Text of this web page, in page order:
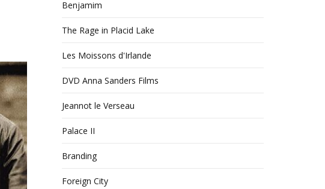
Benjamim
The Rage in Placid Lake
Les Moissons d'Irlande
DVD Anna Sanders Films
Jeannot le Verseau
Palace II
Branding
Foreign City